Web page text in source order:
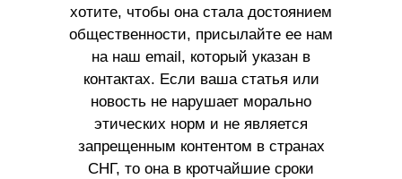
хотите, чтобы она стала достоянием
общественности, присылайте ее нам
на наш email, который указан в
контактах. Если ваша статья или
новость не нарушает морально
этических норм и не является
запрещенным контентом в странах
СНГ, то она в кротчайшие сроки